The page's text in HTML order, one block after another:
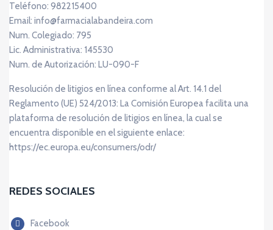
Teléfono: 982215400
Email: info@farmacialabandeira.com
Num. Colegiado: 795
Lic. Administrativa: 145530
Num. de Autorización: LU-090-F
Resolución de litigios en línea conforme al Art. 14.1 del
Reglamento (UE) 524/2013: La Comisión Europea facilita una
plataforma de resolución de litigios en línea, la cual se
encuentra disponible en el siguiente enlace:
https://ec.europa.eu/consumers/odr/
REDES SOCIALES
Facebook